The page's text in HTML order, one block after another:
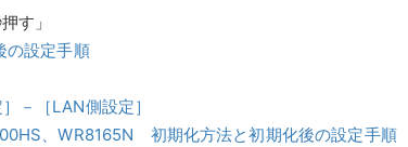
す」
設定手順
－［LAN側設定］
、WR8165N 初期化方法と初期化後の設定手順